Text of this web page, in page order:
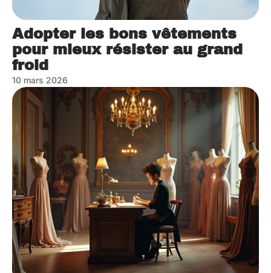
Adopter les bons vêtements
pour mieux résister au grand
froid
10 mars 2026